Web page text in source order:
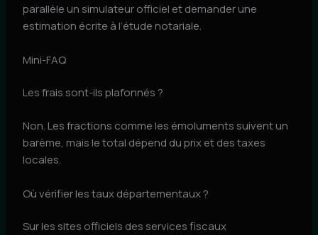
parallèle un simulateur officiel et demander une
estimation écrite à l’étude notariale.
Mini-FAQ
Les frais sont-ils plafonnés ?
Non. Les fractions comme les émoluments suivent un
barème, mais le total dépend du prix et des taxes
locales.
Où vérifier les taux départementaux ?
Sur les sites officiels des services fiscaux